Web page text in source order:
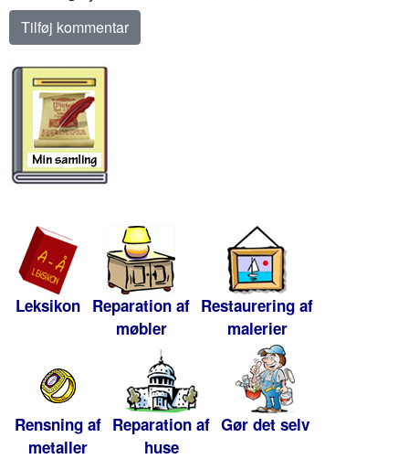
Leksikon Reparation af
møbler
Restaurering af
malerier
Rensning af
metaller
Reparation af
huse
Gør det selv